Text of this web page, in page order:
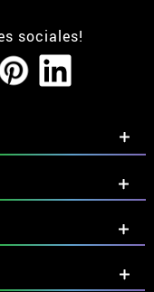
sociales!